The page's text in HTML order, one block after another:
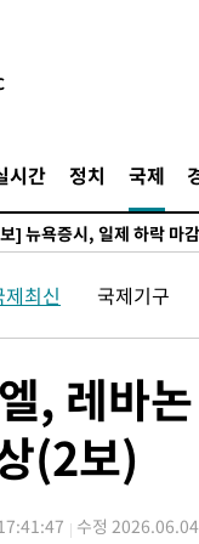
시간 정치 국제
] 뉴욕증시, 일제 하락 마
보]美, 폴리실리콘 수입
] 뉴욕증시, 일제 하락
보]美, 폴리실리콘 수입
]트럼프, 美 원정출산 금
제최신 국제기구
, 레바
(2보)
수정